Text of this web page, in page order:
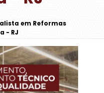
em Reformas
- RJ